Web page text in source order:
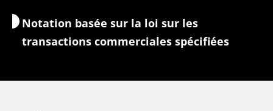
Informations de sécurité
Tourisme universel
Notation basée sur la loi sur les
transactions commerciales spécifiées